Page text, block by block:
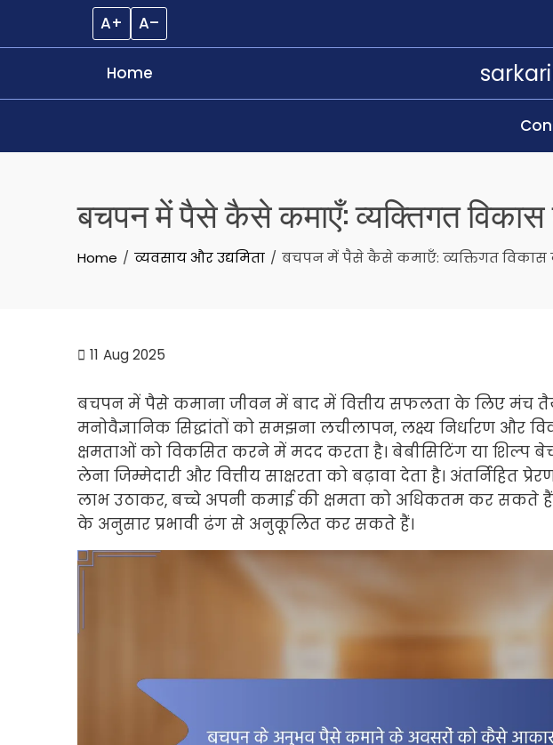
A+ A–
Home
बचपन में पैसे कैसे कमाएँ: व्यक्तिगत विकास के
Home व्यवसाय और उद्यमिता बचपन में पैसे कैसे कमाएँ: व्यक्तिगत विकास के
11 Aug 2025
बचपन में पैसे कमाना जीवन में बाद में वित्तीय सफलता के लिए मंच
मनोवैज्ञानिक सिद्धांतों को समझना लचीलापन, लक्ष्य निर्धारण और
क्षमताओं को विकसित करने में मदद करता है। बेबीसिटिंग या शिल्प
लेना जिम्मेदारी और वित्तीय साक्षरता को बढ़ावा देता है। अंतर्निहित
लाभ उठाकर, बच्चे अपनी कमाई की क्षमता को अधिकतम कर सकते
के अनुसार प्रभावी ढंग से अनुकूलित कर सकते हैं।